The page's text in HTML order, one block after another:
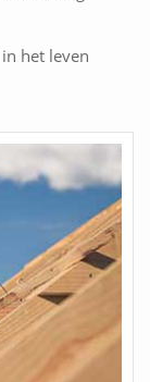
in het leven